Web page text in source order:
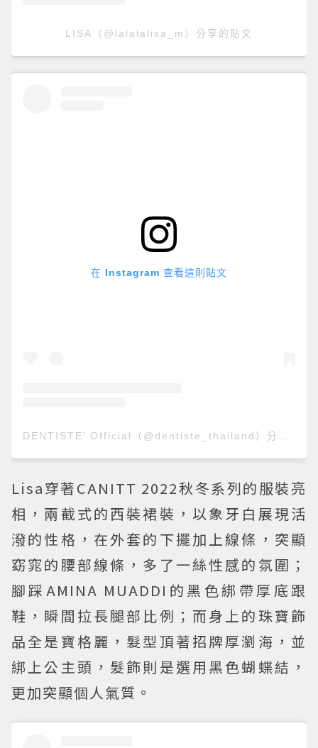
LISA（@lalalalisa_m）分享的貼文
在 Instagram 查看這則貼文
Lisa穿著CANITT 2022秋冬系列的服裝亮
相，兩截式的西裝裙裝，以象牙白展現活
潑的性格，在外套的下擺加上線條，突顯
窈窕的腰部線條，多了一絲性感的氛圍；
腳踩AMINA MUADDI的黑色綁帶厚底跟
鞋，瞬間拉長腿部比例；而身上的珠寶飾
品全是寶格麗，髮型頂著招牌厚瀏海，並
綁上公主頭，髮飾則是選用黑色蝴蝶結，
更加突顯個人氣質。